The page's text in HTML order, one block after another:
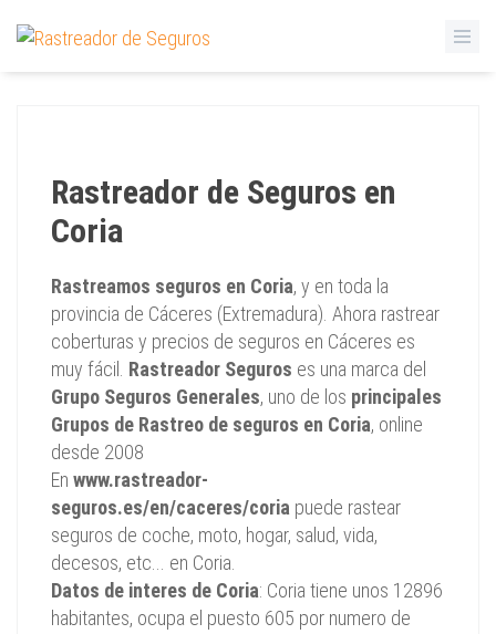
Rastreador de Seguros en
Coria
Rastreamos seguros en Coria, y en toda la
provincia de Cáceres (Extremadura). Ahora rastrear
coberturas y precios de seguros en Cáceres es
muy fácil. Rastreador Seguros es una marca del
Grupo Seguros Generales, uno de los principales
Grupos de Rastreo de seguros en Coria, online
desde 2008
En www.rastreador-
seguros.es/en/caceres/coria puede rastear
seguros de coche, moto, hogar, salud, vida,
decesos, etc... en Coria.
Datos de interes de Coria: Coria tiene unos 12896
habitantes, ocupa el puesto 605 por numero de